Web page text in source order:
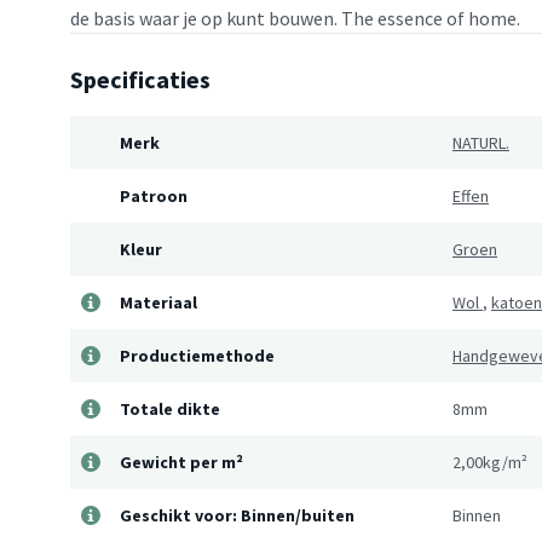
de basis waar je op kunt bouwen. The essence of home.
Specificaties
Merk NATURL.
Patroon Effen
Kleur Groen
Materiaal Wol , katoen
Productiemethode
Totale dikte 8mm
Gewicht per m² 2,00kg/m²
Geschikt voor: Binnen/buiten Binnen